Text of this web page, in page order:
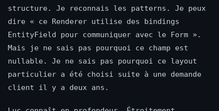
structure. Je reconnais les patterns. Je peux
dire « ce Renderer utilise des bindings
EntityField pour communiquer avec le Form ».
Mais je ne sais pas pourquoi ce champ est
nullable. Je ne sais pas pourquoi ce layout
particulier a été choisi suite à une demande
client il y a deux ans.